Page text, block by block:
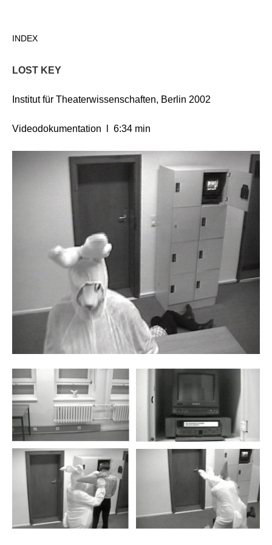
zum
INDEX
LOST KEY
Institut für Theaterwissenschaften, Berlin 2002
Videodokumentation l 6:34 min